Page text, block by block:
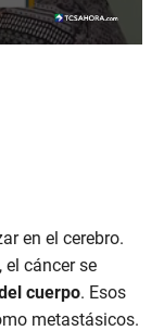
en el cerebro.
el cáncer se
cuerpo. Esos
metastásicos.